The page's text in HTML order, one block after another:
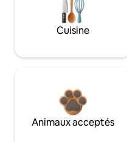
Cuisine
Animaux acceptés